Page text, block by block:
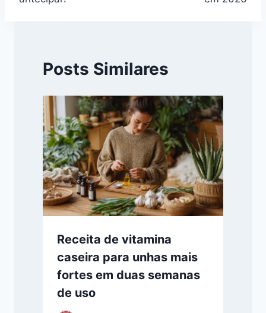
Posts Similares
Receita de vitamina
caseira para unhas mais
fortes em duas semanas
de uso